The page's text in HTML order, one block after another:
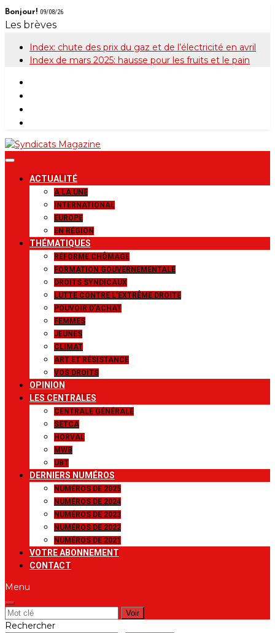
Skip
to
Bonjour! 09/08/26
Les brèves
Index: chute des prix du gaz et de l’électricité en avril
Index de mars 2025: hausse pour les fruits et le pain
Syndicats
Magazine
Le magazine de la FGTB
ACTUALITÉ
A LA UNE
INTERNATIONAL
EUROPE
EN RÉGION
THÉMATIQUES
RÉFORME CHÔMAGE
FORMATION GOUVERNEMENTALE
DROITS SYNDICAUX
LUTTE CONTRE L’EXTRÊME DROITE
POUVOIR D’ACHAT
FEMMES
JEUNES
CLIMAT
ART ET RÉSISTANCE
VOS DROITS
OPINION
LES CENTRALES
CENTRALE GÉNÉRALE
SETCA
HORVAL
MWB
UBT
DERNIERS NUMÉROS
NUMÉROS DE 2025
NUMÉROS DE 2024
NUMÉROS DE 2023
NUMÉROS DE 2022
NUMÉROS DE 2021
VOTRE ABONNEMENT
CONTACT
Menu
Rechercher:
Rechercher